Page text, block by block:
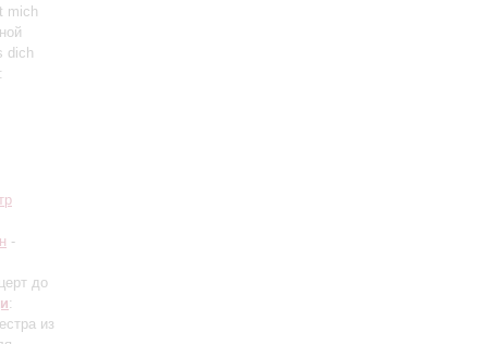
mich
dich
:
-
до
:
из